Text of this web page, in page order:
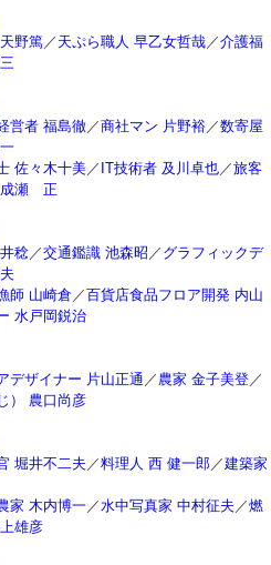
野篤 ／ 天ぷら職人 早乙女哲哉 ／介護福
営者 福島徹 ／商社マン 片野裕 ／数寄屋
佐々木十美 ／ IT技術者 及川卓也 ／旅客
成瀬 正
稔 ／交通鑑識 池森昭 ／ グラフィックデ
師 山崎倉 ／百貨店食品フロア開発 内山
水戸岡鋭治
デザイナー 片山正通 ／ 農家 金子美登 ／
） 農口尚彦
堀井不二夫 ／料理人 西 健一郎 ／建築家
家 木内博一 ／水中写真家 中村征夫 ／燃
雄彦